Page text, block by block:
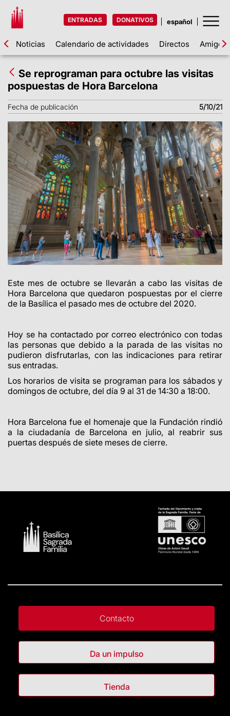
ENTRADAS DONATIVOS
Noticias Calendario de actividades Directos Amigos
Se reprograman para octubre las visitas
pospuestas de Hora Barcelona
Fecha de publicación 5/10/21
Este mes de octubre se llevarán a cabo las visitas de
Hora Barcelona que quedaron pospuestas por el cierre
de la Basílica el pasado mes de octubre del 2020.
Hoy se ha contactado por correo electrónico con todas
las personas que debido a la parada de las visitas no
pudieron disfrutarlas, con las indicaciones para retirar
sus entradas.
Los horarios de visita se programan para los sábados y
domingos de octubre, del día 9 al 31 de 14:30 a 18:00.
Hora Barcelona fue el homenaje que la Fundación rindió
a la ciudadanía de Barcelona en julio, al reabrir sus
puertas después de siete meses de cierre.
Contacto
Da un impulso
Tienda